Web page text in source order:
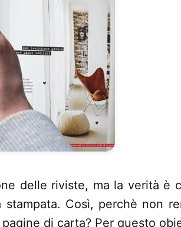
delle riviste, ma la verità è
Così, perchè non
di carta? Per questo